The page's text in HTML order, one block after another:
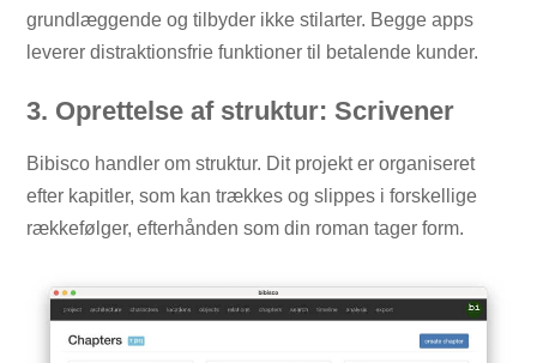
grundlæggende og tilbyder ikke stilarter. Begge apps
leverer distraktionsfrie funktioner til betalende kunder.
3. Oprettelse af struktur: Scrivener
Bibisco handler om struktur. Dit projekt er organiseret
efter kapitler, som kan trækkes og slippes i forskellige
rækkefølger, efterhånden som din roman tager form.